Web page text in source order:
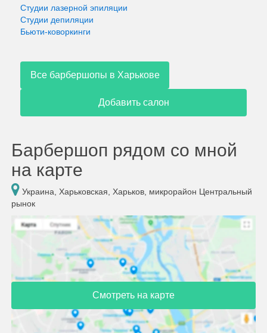
Студии лазерной эпиляции
Студии депиляции
Бьюти-коворкинги
Все барбершопы в Харькове
Добавить салон
Барбершоп рядом со мной
на карте
Украина, Харьковская, Харьков, микрорайон Центральный
рынок
Смотреть на карте